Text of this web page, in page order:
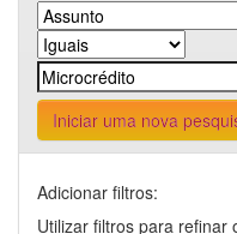
Iniciar uma nova
Adicionar filtros:
Utilizar filtros para refinar